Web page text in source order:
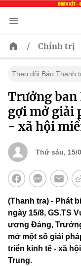
/ Chính trị
Theo dõi Báo Thanh
Trưởng
gợi mở giải
- xã hội
Thứ sáu, 15/
(Thanh tra) - Phát
ngày 15/8, GS.TS
ương Đảng,
mở một số giải
triển kinh tế - xã
Trung.